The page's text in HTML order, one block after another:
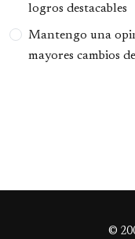
logros destacables
Mantengo una
mayores cambios
©